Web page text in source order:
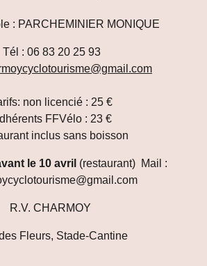
: PARCHEMINIER MONIQUE
Tél : 06 83 20 25 93
non licencié : 25€
FFVélo : 23€
inclus sans boisson
le 10 avril (restaurant) Mail :
R.V. CHARMOY
Fleurs, Stade-Cantine